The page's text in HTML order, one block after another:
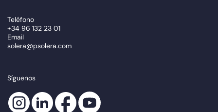
Teléfono
+34 96 132 23 01
Email
solera@psolera.com
Síguenos